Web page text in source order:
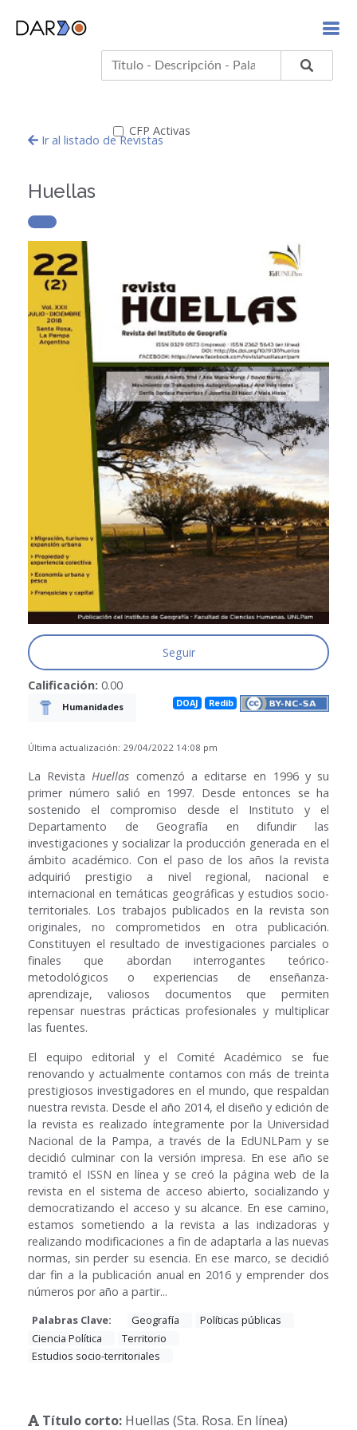
CFP Activas
Ir al listado de Revistas
Huellas
Seguir
Calificación: 0.00
Humanidades DOAJ Redib
Última actualización: 29/04/2022 14:08 pm
La RevistaHuellas comenzó a editarse en 1996 y su
primer número salió en 1997. Desde entonces se ha
sostenido el compromiso desde el Instituto y el
Departamento de Geografía en difundir las
investigaciones y socializar la producción generada en el
ámbito académico. Con el paso de los años la revista
adquirió prestigio a nivel regional, nacional e
internacional en temáticas geográficas y estudios socio-
territoriales. Los trabajos publicados en la revista son
originales, no comprometidos en otra publicación.
Constituyen el resultado de investigaciones parciales o
finales que abordan interrogantes teórico-
metodológicos o experiencias de enseñanza-
aprendizaje, valiosos documentos que permiten
repensar nuestras prácticas profesionales y multiplicar
las fuentes.
El equipo editorial y el Comité Académico se fue
renovando y actualmente contamos con más de treinta
prestigiosos investigadores en el mundo, que respaldan
nuestra revista. Desde el año 2014, el diseño y edición de
la revista es realizado íntegramente por la Universidad
Nacional de la Pampa, a través de la EdUNLPam y se
decidió culminar con la versión impresa. En ese año se
tramitó el ISSN en línea y se creó la página web de la
revista en el sistema de acceso abierto, socializando y
democratizando el acceso y su alcance. En ese camino,
estamos sometiendo a la revista a las indizadoras y
realizando modificaciones a fin de adaptarla a las nuevas
normas, sin perder su esencia. En ese marco, se decidió
dar fin a la publicación anual en 2016 y emprender dos
números por año a partir...
Palabras Clave: Geografía
Políticas públicas
Ciencia Política
Territorio
Estudios socio-territoriales
Título corto: Huellas (Sta. Rosa. En línea)